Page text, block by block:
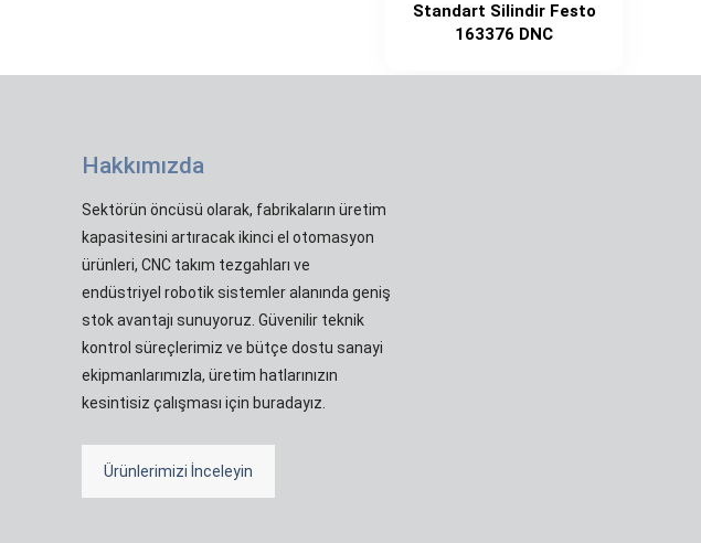
Standart Silindir Festo
163376 DNC
Hakkımızda
Sektörün öncüsü olarak, fabrikaların üretim
kapasitesini artıracak ikinci el otomasyon
ürünleri, CNC takım tezgahları ve
endüstriyel robotik sistemler alanında geniş
stok avantajı sunuyoruz. Güvenilir teknik
kontrol süreçlerimiz ve bütçe dostu sanayi
ekipmanlarımızla, üretim hatlarınızın
kesintisiz çalışması için buradayız.
Ürünlerimizi İnceleyin